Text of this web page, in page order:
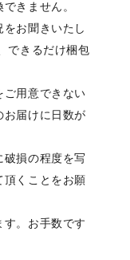
きません。
お聞きいたし
できるだけ梱包
ご用意できない
お届けに日数が
破損の程度を写
頂くことをお願
す。お手数です